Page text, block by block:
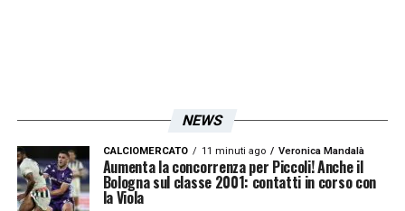
vincere tutte e tre le competizioni e di
crescere come squadra, migliorando e
dando il massimo in ogni singolo match».
NEWS
CALCIOMERCATO 11 minuti ago Veronica Mandalà
Aumenta la concorrenza per Piccoli! Anche il
Bologna sul classe 2001: contatti in corso con
la Viola